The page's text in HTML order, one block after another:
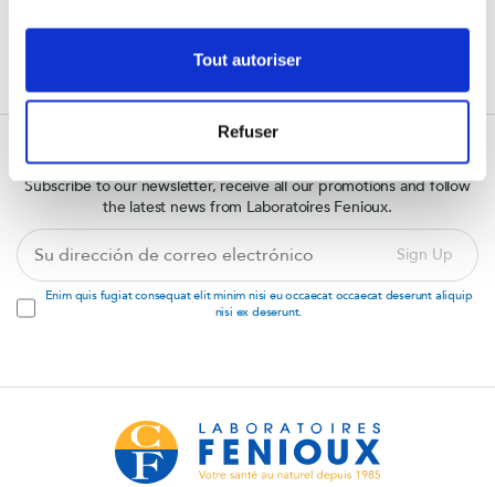
Tout autoriser
Refuser
POLITIQUE RETOURS
Subscribe to our newsletter, receive all our promotions and follow
the latest news from Laboratoires Fenioux.
dirección
de
correo
Sign Up
Enim quis fugiat consequat elit minim nisi eu occaecat occaecat deserunt aliquip
nisi ex deserunt.